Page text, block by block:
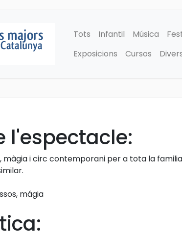
Tots Infantil Música
Exposicions
Cursos
l'espectacle:
i circ contemporani per a tota la
mágia